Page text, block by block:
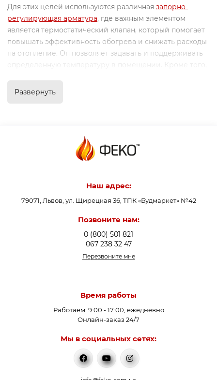
Для этих целей используются различная запорно-
регулирующая арматура, где важным элементом
является термостатический клапан, который помогает
повышать эффективность обогрева и снижать расходы
на отопление. Он позволяет задавать и поддерживать
определенную температуру в помещении. Кроме того,
получить эффект заметной экономии за счет обогрева
термостатических клапанов
Применение термоклапанов оказывает
оборудования и на всю систему в целом. Они создают
температуры, обеспечивают максимально комфортную
температуру обогрева в помещениях, увеличивают
снижаются затраты на отопление.
Подает в контуры отопления радиаторами и в сеть
постоянной температурой;
трубопроводе, чтобы защитить узлы котла от
Развернуть
Наш адрес:
79071, Львов, ул. Щирецкая 36, ТПК «Будмаркет» №42
Позвоните нам:
0 (800) 501 821
067 238 32 47
Перезвоните мне
Время работы
Работаем: 9:00 - 17:00, ежедневно
Онлайн-заказ 24/7
Мы в социальных сетях: